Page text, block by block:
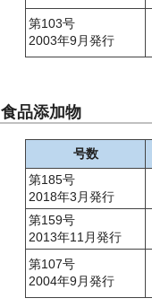
第103号
2003年9月発行
食品添加物
号数
第185号
2018年3月発行
第159号
2013年11月発行
第107号
2004年9月発行